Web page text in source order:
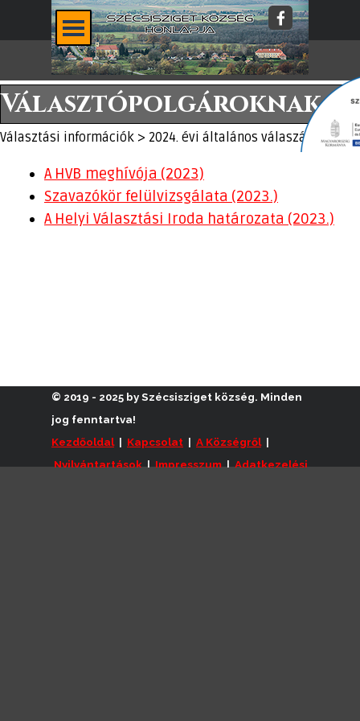
Tartalomhoz ugrás
Ugrás a menüre
Választópolgároknak
Választási információk > 2024. évi általános válaszások
A HVB meghívója (2023)
Szavazókör felülvizsgálata (2023.)
A Helyi Választási Iroda határozata (2023.)
© 2019 - 2025 by Szécsisziget község. Minden
jog fenntartva!
Kezdőoldal| Kapcsolat | A Községről|
Nyilvántartások|Impresszum|Adatkezelési
Vissza a tartalomhoz